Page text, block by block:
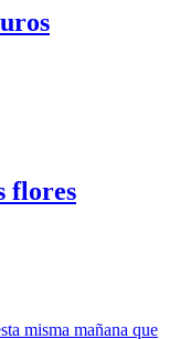
flores
misma mañana que